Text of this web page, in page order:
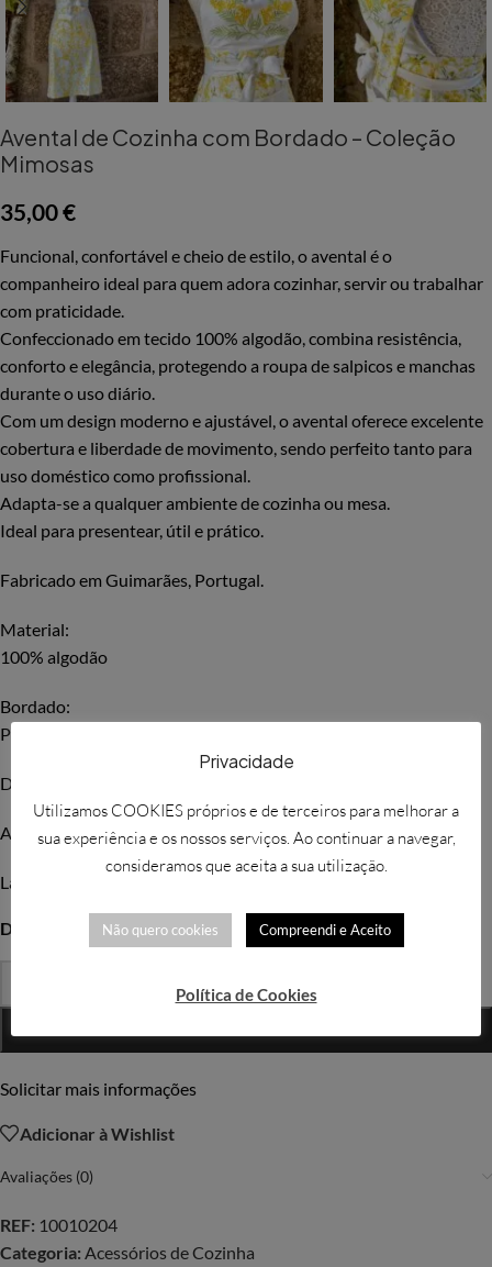
Avental de Cozinha com Bordado – Coleção
Mimosas
35,00€
Funcional, confortável e cheio de estilo, o avental é o
companheiro ideal para quem adora cozinhar, servir ou trabalhar
com praticidade.
Confeccionado em tecido 100% algodão, combina resistência,
conforto e elegância, protegendo a roupa de salpicos e manchas
durante o uso diário.
Com um design moderno e ajustável, o avental oferece excelente
cobertura e liberdade de movimento, sendo perfeito tanto para
uso doméstico como profissional.
Adapta-se a qualquer ambiente de cozinha ou mesa.
Ideal para presentear, útil e prático.
Fabricado em Guimarães, Portugal.
Material:
100% algodão
Bordado:
Personalização com bordado de mimosas
Dimensões na última imagem.
Ajustável na zona do pescoço com botão.
Lavável e durável.
Disponível por encomenda
Solicitar mais informações
Adicionar à Wishlist
Avaliações (0)
REF: 10010204
Categoria: Acessórios de Cozinha
Privacidade
Utilizamos COOKIES próprios e de terceiros para melhorar a
sua experiência e os nossos serviços. Ao continuar a navegar,
consideramos que aceita a sua utilização.
Não quero cookies Compreendi e Aceito
Política de Cookies